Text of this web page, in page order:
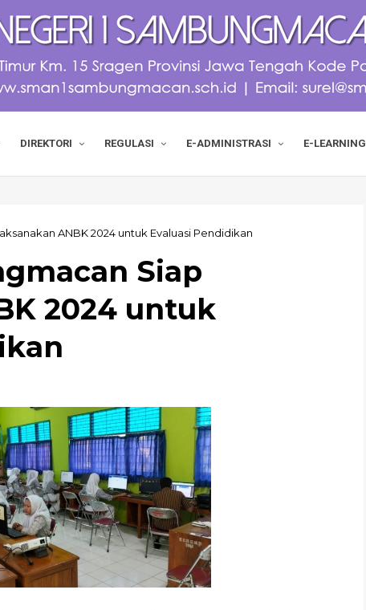
DIREKTORI REGULASI E-ADMINISTRASI E-LEARNING
ANBK 2024 untuk Evaluasi Pendidikan
Siap
2024 untuk